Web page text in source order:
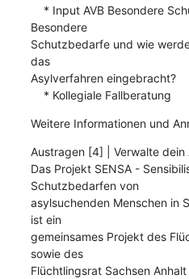
Besondere
Schutzbedarfe und wie
das
Asylverfahren eingebracht?
    * Kollegiale Fallberatung
Weitere Informationen und
Austragen [4] | Verwalte dein
Das Projekt SENSA -
Schutzbedarfen von
asylsuchenden Menschen in
ist ein
gemeinsames Projekt des
sowie des
Flüchtlingsrat Sachsen